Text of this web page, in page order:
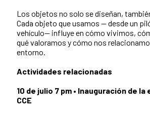
Los objetos no solo se diseñan,
Cada objeto que usamos — desde un
vehículo— influye en cómo vivimos,
qué valoramos y cómo nos
entorno.
Actividades relacionadas
10 de julio 7 pm • Inauguración de la
CCE